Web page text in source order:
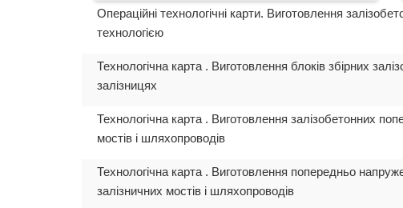
Операційні технологічні карти. Виготовлення
технологією
Технологічна карта . Виготовлення блоків збірних
залізницях
Технологічна карта . Виготовлення залізобетонних
мостів і шляхопроводів
Технологічна карта . Виготовлення попередньо
залізничних мостів і шляхопроводів